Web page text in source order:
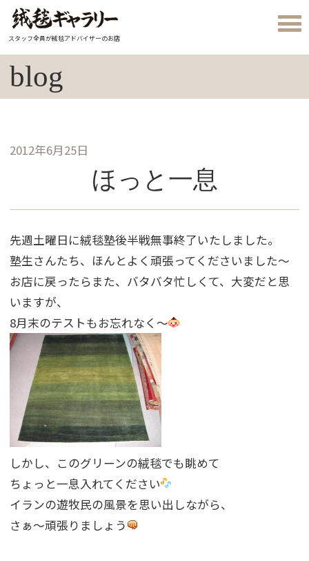
スタッフ全員が絨毯アドバイザーのお店
blog
2012年6月25日
ほっと一息
先週土曜日に絨毯塾後半戦無事終了いたしました。
塾生さんたち、ほんとよく頑張ってくださいました〜
お店に戻ったらまた、バタバタ忙しくて、大変だと思
いますが、
8月末のテストもお忘れなく〜
しかし、このグリーンの絨毯でも眺めて
ちょっと一息入れてください
イランの遊牧民の風景を思い出しながら、
さぁ〜頑張りましょう